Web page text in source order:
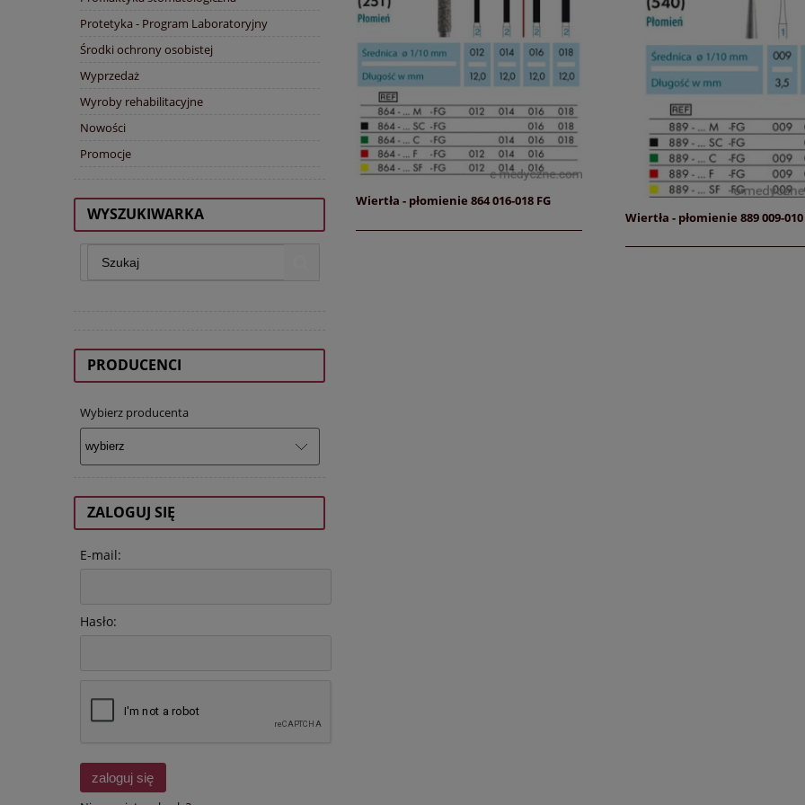
Protetyka - Program Laboratoryjny
Środki ochrony osobistej
Wyprzedaż
Wyroby rehabilitacyjne
Nowości
Promocje
WYSZUKIWARKA
PRODUCENCI
Wybierz producenta
ZALOGUJ SIĘ
E-mail:
Hasło:
zaloguj się
Wiertła - płomienie 864 016-018 FG
Wiertła - płomienie 889 009-010